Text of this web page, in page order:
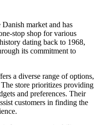
market and has
stop shop for various
dating back to 1968,
its commitment to
a diverse range of options,
store prioritizes providing
and preferences. Their
customers in finding the